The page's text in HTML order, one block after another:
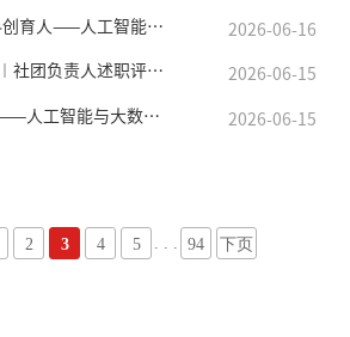
深化校企对接 聚力科创育人——人工智能与大数据学院赴乐聚机器人开展走访调研 2026-06-16
SCC学生社团风采辑︱社团负责人述职评议大会顺利召开！ 2026-06-15
“党建共建聚合力”——人工智能与大数据学院党总支与蔺惠社区党总支 2026-06-15
2 3 4 5 94 下页